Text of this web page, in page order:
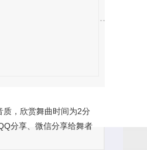
质，欣赏舞曲时间为2分
分享、微信分享给舞者
同道合的你一起共舞。